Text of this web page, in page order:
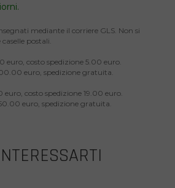
mediante il corriere GLS. Non si
postali.
euro, costo spedizione 5.00 euro.
euro, spedizione gratuita.
euro, costo spedizione 19.00 euro.
euro, spedizione gratuita.